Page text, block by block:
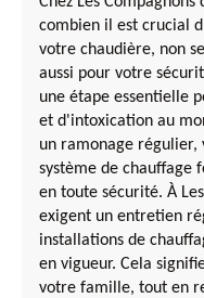
combien il est crucial
votre chaudière, non
aussi pour votre
une étape essentielle
et d'intoxication au
un ramonage régulier,
système de chauffage
en toute sécurité. À
exigent un entretien
installations de
en vigueur. Cela
votre famille, tout en